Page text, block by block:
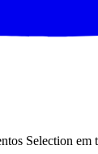
Selection em